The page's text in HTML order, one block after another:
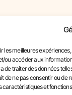
les meilleures
ou accéder aux
de traiter des données
de ne pas consentir ou
caractéristiques et
Du Bilan De
Légal Du Bilan De